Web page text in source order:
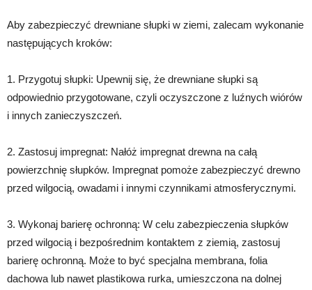
Aby zabezpieczyć drewniane słupki w ziemi, zalecam wykonanie
następujących kroków:
1. Przygotuj słupki: Upewnij się, że drewniane słupki są
odpowiednio przygotowane, czyli oczyszczone z luźnych wiórów
i innych zanieczyszczeń.
2. Zastosuj impregnat: Nałóż impregnat drewna na całą
powierzchnię słupków. Impregnat pomoże zabezpieczyć drewno
przed wilgocią, owadami i innymi czynnikami atmosferycznymi.
3. Wykonaj barierę ochronną: W celu zabezpieczenia słupków
przed wilgocią i bezpośrednim kontaktem z ziemią, zastosuj
barierę ochronną. Może to być specjalna membrana, folia
dachowa lub nawet plastikowa rurka, umieszczona na dolnej